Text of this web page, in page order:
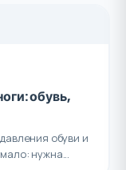
обувь,
обуви и
нужна...